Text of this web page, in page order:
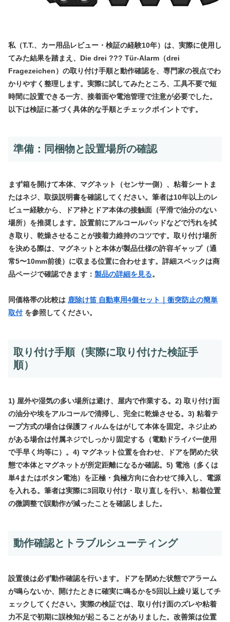
私（T.T.、カー用品レビュー・検証の経験10年）は、実際に使用し
てみた結果を踏まえ、Die drei ??? Tür-Alarm（drei
Fragezeichen）の取り付け手順と動作確認を、専門家の視点でわ
かりやすく整理します。実際に試してみたところ、工具不要で短
時間に設置できる一方、接着面や電池管理で注意が必要でした。
以下は検証に基づく具体的な手順とチェックポイントです。
準備：同梱物と設置場所の確認
まず箱を開けて本体、マグネット（センサー側）、粘着シートま
たはネジ、取扱説明書を確認してください。筆者は10年以上のレ
ビュー経験から、ドア枠とドア本体の接触面（平滑で油分のない
場所）を推奨します。設置前にアルコールパッドなどで汚れを拭
き取り、乾燥させることが接着力維持のコツです。取り付け場所
を決める際は、マグネットと本体が製品仕様の許容ギャップ（通
常5〜10mm前後）に収まる位置に合わせます。詳細スペックは商
品ページで確認できます： 製品の詳細を見る。
同価格帯の比較は 鹿除け笛 自動車用4個セット｜衝突防止の簡単
取付を参照してください。
取り付け手順（実際に取り付けた検証手
順）
1) 屋外や湿気の多い場所は避け、屋内で作業する。2) 取り付け面
の油分や埃をアルコールで清掃し、完全に乾燥させる。3) 粘着テ
ープ方式の場合は保護フィルムをはがして本体を固定。ネジ止め
がある場合は付属ネジでしっかり固定する（電動ドライバー使用
で手早く均等に）。4) マグネット位置を合わせ、ドアを閉めた状
態で本体とマグネットが所定距離になるか確認。5) 電池（多くは
単4またはボタン電池）を正極・負極方向に合わせて挿入し、電源
を入れる。筆者は実際に3回取り付け・取り直しを行い、粘着位置
の微調整で誤動作が減ったことを確認しました。
動作確認とトラブルシューティング
設置後は必ず動作確認を行います。ドアを閉めた状態でアラーム
が鳴らないか、開けたときに確実に鳴るかを5回以上繰り返してチ
ェックしてください。実際の検証では、取り付け面のズレや粘着
力不足で初期に誤検知が起こることがありました。改善策は位置